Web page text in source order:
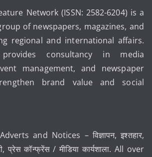
Network (ISSN: 2582-6204) is a
of newspapers, magazines, and
regional and international affairs.
consultancy in media
management, and newspaper
brand value and social
and Notices – विज्ञापन, इश्तहार,
प्रेस कॉन्फ्रेंस / मीडिया कार्यशाला. All over